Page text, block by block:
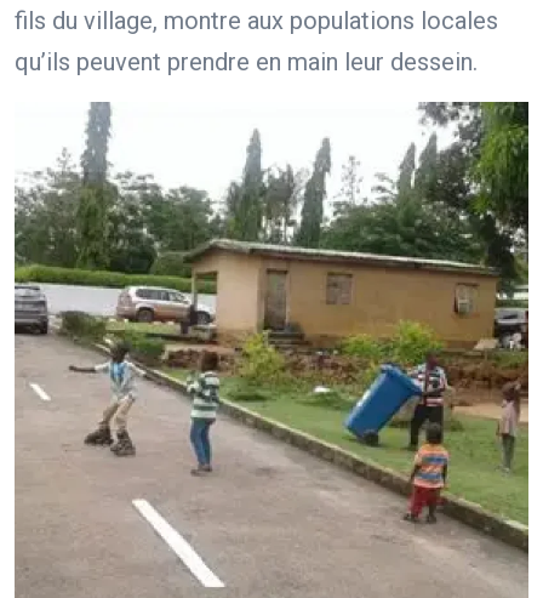
fils du village, montre aux populations locales
qu’ils peuvent prendre en main leur dessein.